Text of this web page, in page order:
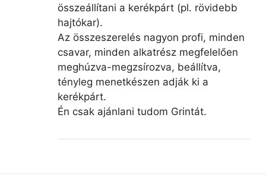
összeállítani a kerékpárt (pl. rövidebb
hajtókar).
Az összeszerelés nagyon profi, minden
csavar, minden alkatrész megfelelően
meghúzva-megzsírozva, beállítva,
tényleg menetkészen adják ki a
kerékpárt.
Én csak ajánlani tudom Grintát.